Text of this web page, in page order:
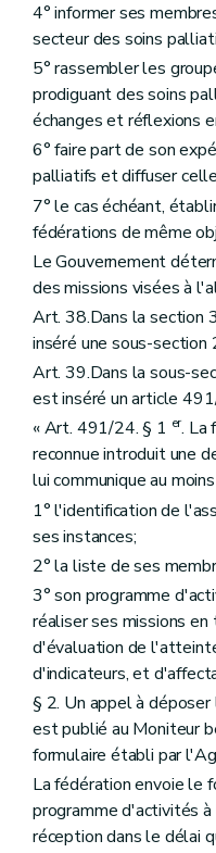
4° informer ses
secteur des soins
5° rassembler les
prodiguant des soins
échanges et réflexions
6° faire part de son
palliatifs et diffuser
7° le cas échéant,
fédérations de même
Le Gouvernement
des missions visées à
Art. 38.Dans la section
inséré une sous-section
Art. 39.Dans la sous-
est inséré un article
« Art. 491/24. § 1 er. La
reconnue introduit une
lui communique au
1° l'identification de
ses instances;
2° la liste de ses
3° son programme
réaliser ses missions
d'évaluation de
d'indicateurs, et
§ 2. Un appel à déposer
est publié au Moniteur
formulaire établi par
La fédération envoie le
programme d'activités à
réception dans le délai